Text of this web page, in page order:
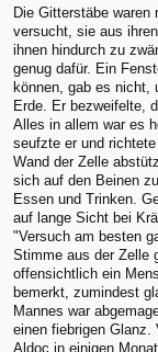
Die Gitterstäbe
versucht, sie aus
ihnen hindurch zu
genug dafür. Ein
können, gab es nicht,
Erde. Er bezweifelte,
Alles in allem war es
seufzte er und
Wand der Zelle
sich auf den Beinen
Essen und Trinken.
auf lange Sicht bei
"Versuch am besten
Stimme aus der Zelle
offensichtlich ein
bemerkt, zumindest
Mannes war
einen fiebrigen Glanz.
Aldoc in einigen